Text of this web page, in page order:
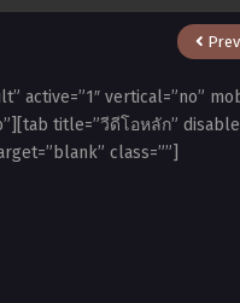
Prev
active=”1″ vertical=”no”
title=”วีดีโอหลัก”
class=””]